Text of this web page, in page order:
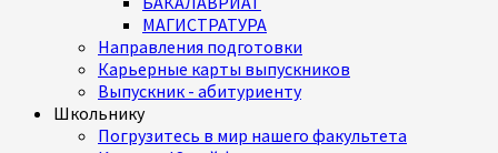
МАГИСТРАТУРА
Направления подготовки
Карьерные карты выпускников
Выпускник - абитуриенту
Школьнику
Погрузитесь в мир нашего факультета